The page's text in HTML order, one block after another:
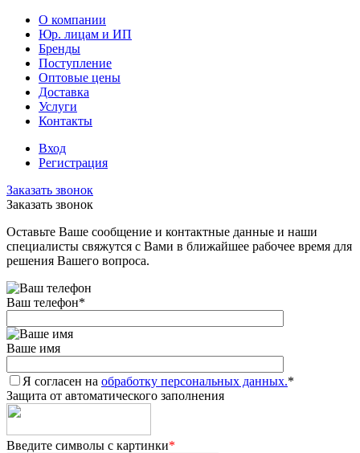
О компании
Юр. лицам и ИП
Бренды
Поступление
Оптовые цены
Доставка
Услуги
Контакты
Вход
Регистрация
Заказать звонок
Заказать звонок
Оставьте Ваше сообщение и контактные данные и наши
специалисты свяжутся с Вами в ближайшее рабочее время для
решения Вашего вопроса.
Ваш телефон*
Ваше имя
Я согласен на обработку персональных данных.*
Защита от автоматического заполнения
Введите символы с картинки*